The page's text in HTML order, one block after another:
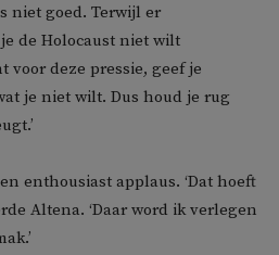
niet goed. Terwijl er
de Holocaust niet wilt
voor deze pressie, geef je
je niet wilt. Dus houd je rug
enthousiast applaus. ‘Dat hoeft
Altena. ‘Daar word ik verlegen